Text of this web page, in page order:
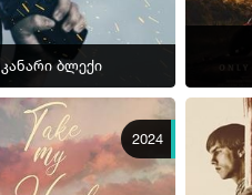
კანარი ბლექი
2024